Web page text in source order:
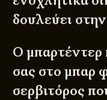
δουλεύει
Ο μπαρτέντερ
σας στο μπαρ
σερβιτόρος